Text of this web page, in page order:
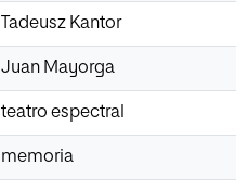
Tadeusz Kantor
Juan Mayorga
teatro espectral
memoria